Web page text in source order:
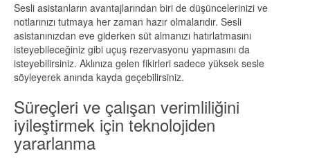
Sesli asistanların avantajlarından biri de düşüncelerinizi ve
notlarınızı tutmaya her zaman hazır olmalarıdır. Sesli
asistanınızdan eve giderken süt almanızı hatırlatmasını
isteyebileceğiniz gibi uçuş rezervasyonu yapmasını da
isteyebilirsiniz. Aklınıza gelen fikirleri sadece yüksek sesle
söyleyerek anında kayda geçebilirsiniz.
Süreçleri ve çalışan verimliliğini
iyileştirmek için teknolojiden
yararlanma